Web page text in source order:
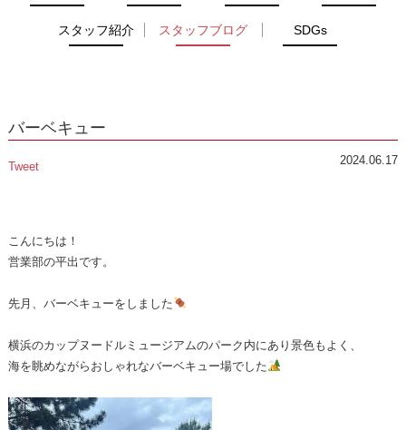
スタッフ紹介 スタッフブログ SDGs
バーベキュー
2024.06.17
Tweet
こんにちは！
営業部の平出です。
先月、バーベキューをしました
横浜のカップヌードルミュージアムのパーク内にあり景色もよく、
海を眺めながらおしゃれなバーベキュー場でした